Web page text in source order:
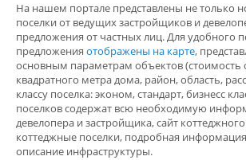
На нашем портале представлены не только
поселки от ведущих застройщиков и
предложения от частных лиц. Для удобного
предложения отображены на карте,
основным параметрам объектов (стоимость
квадратного метра дома, район, область,
классу поселка: эконом, стандарт, бизнесс
поселков содержат всю необходимую
девелопера и застройщика, сайт
коттеджные поселки, подробная
описание инфраструктуры.